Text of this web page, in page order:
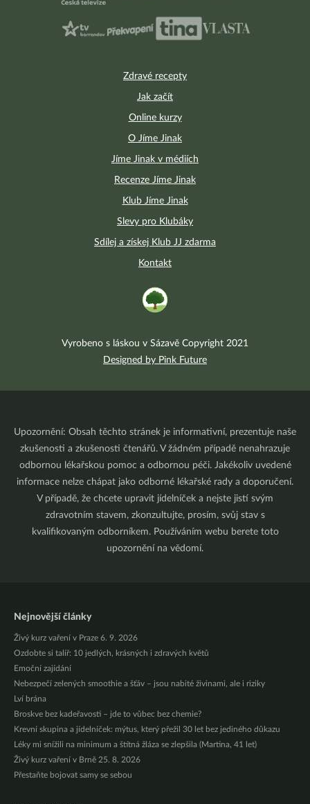
Zdravé recepty
Jak začít
Online kurzy
O Jíme Jinak
Jíme Jinak v médiích
Recenze Jíme Jinak
Klub Jíme Jinak
Slevy pro Klubáky
Sdílej a získej Klub JJ zdarma
Kontakt
Vyrobeno s láskou v Sázavě Copyright 2021
Designed by Pink Future
Upozornění: Obsah těchto stránek je informativní, prezentuje naše
zkušenosti a zkušenosti čtenářů. V žádném případě nenahrazuje
odbornou lékařskou pomoc a odbornou péči. Jakékoliv uvedené
informace nelze chápat jako odborné lékařské rady a doporučení.
V případě, že chcete upravit jídelníček a nejste jistí svým
zdravotním stavem, zkonzultujte, prosím, svůj stav s
kvalifikovaným odborníkem. Používáním webu berete toto
upozornění na vědomí.
Nejnovější články
Živý kurz vaření v Praze 6. 9. 2026
Ozdobte si talíř: 10 jedlých, krásných i zdravých květů
Emoční zajídání
Nebezpečí zelených smoothie a šťáv – jsou nabité živinami, ale i riziky
Lví brána
Broskve bez kadeřavosti – jde to vůbec bez chemie?
Krevní skupina a jídelníček: mýtus, který přežil 30 let bez jediného důkazu
Léky mi snížili na minimum a štítná žláza se zlepšila (Martina, 41 let)
Živý kurz vaření v Brně 25. 8. 2026
Přestaňte bojovat samy se sebou